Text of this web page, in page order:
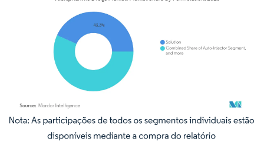
Imagem © Mordor Intelligence. O reuso requer atribuição conforme CC BY 4.0.